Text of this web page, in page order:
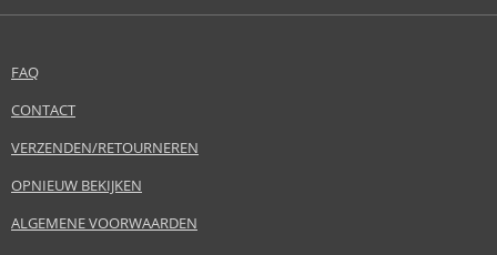
FAQ
CONTACT
VERZENDEN/RETOURNEREN
OPNIEUW BEKIJKEN
ALGEMENE VOORWAARDEN